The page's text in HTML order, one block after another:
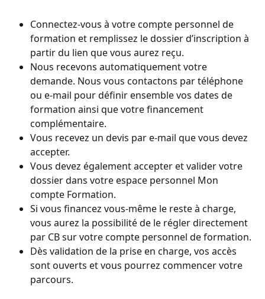
Connectez-vous à votre compte personnel de
formation et remplissez le dossier d’inscription à
partir du lien que vous aurez reçu.
Nous recevons automatiquement votre
demande. Nous vous contactons par téléphone
ou e-mail pour définir ensemble vos dates de
formation ainsi que votre financement
complémentaire.
Vous recevez un devis par e-mail que vous devez
accepter.
Vous devez également accepter et valider votre
dossier dans votre espace personnel Mon
compte Formation.
Si vous financez vous-même le reste à charge,
vous aurez la possibilité de le régler directement
par CB sur votre compte personnel de formation.
Dès validation de la prise en charge, vos accès
sont ouverts et vous pourrez commencer votre
parcours.